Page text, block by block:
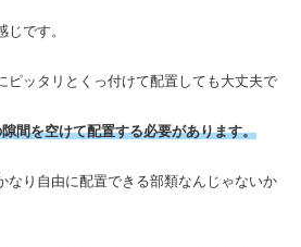
です。
ピッタリとくっ付けて配置しても大丈夫で
間を空けて配置する必要があります。
なり自由に配置できる部類なんじゃないか